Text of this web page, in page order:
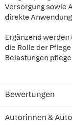
Versorgung sowie
direkte
Ergänzend
die Rolle der
Belastungen
Bewertungen
Autorinnen &